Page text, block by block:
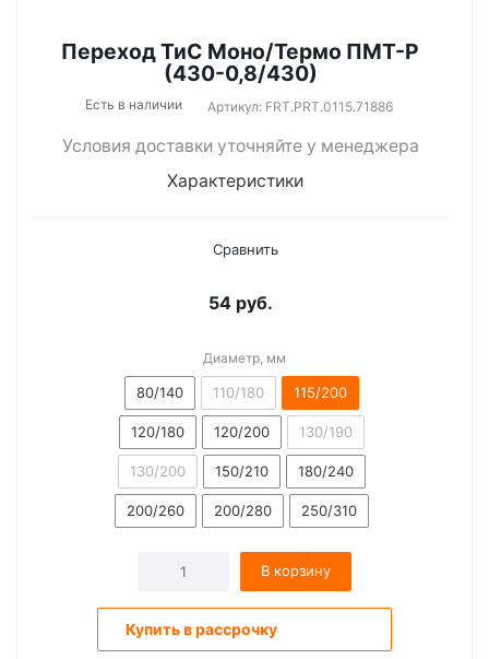
Переход ТиС Моно/Термо ПМТ-Р
(430-0,8/430)
Есть в наличии Артикул: FRT.PRT.0115.71886
Условия доставки уточняйте у менеджера
Характеристики
Сравнить
54 руб.
Диаметр, мм
80/140 110/180 115/200
120/180 120/200 130/190
130/200 150/210 180/240
200/260 200/280 250/310
В корзину
Купить в рассрочку